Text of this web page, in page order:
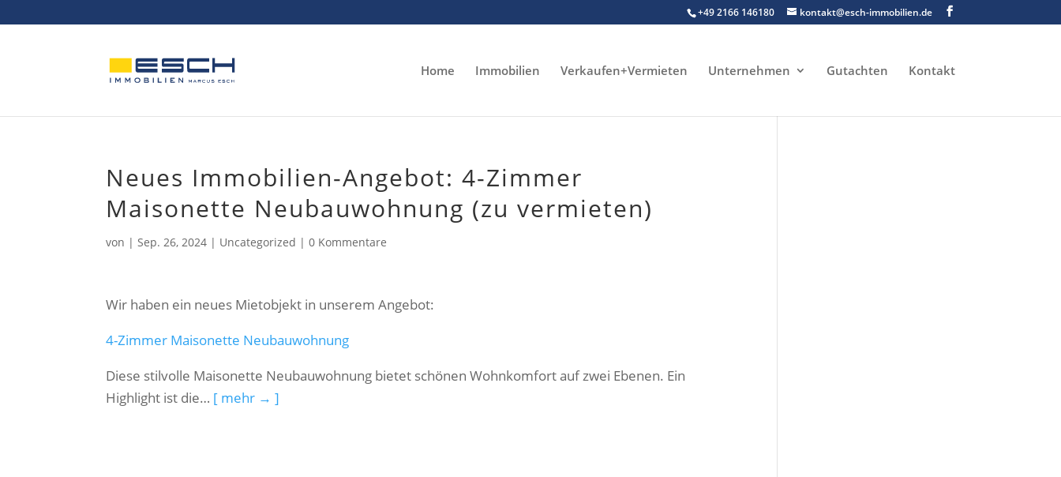
to
+49 2166 146180 kontakt@esch-immobilien.de
Home Immobilien Verkaufen+Vermieten Unternehmen Gutachten Kontakt
Neues Immobilien-Angebot: 4-Zimmer
Maisonette Neubauwohnung (zu vermieten)
von |Sep. 26, 2024 | Uncategorized |0 Kommentare
Wir haben ein neues Mietobjekt in unserem Angebot:
4-Zimmer Maisonette Neubauwohnung
Diese stilvolle Maisonette Neubauwohnung bietet schönen Wohnkomfort auf zwei Ebenen. Ein
Highlight ist die… [ mehr → ]